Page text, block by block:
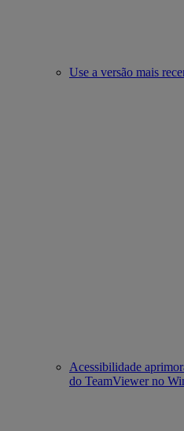
Use a versão mais
Acessibilidade
do TeamViewer no